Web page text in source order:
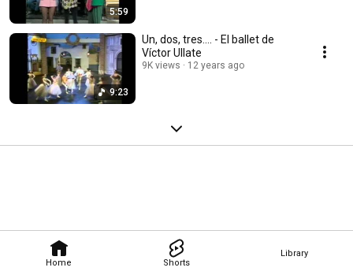
Home Shorts
Library
5:59
9:23
Un, dos, tres.... - El ballet de
Víctor Ullate
9K views 12 years ago